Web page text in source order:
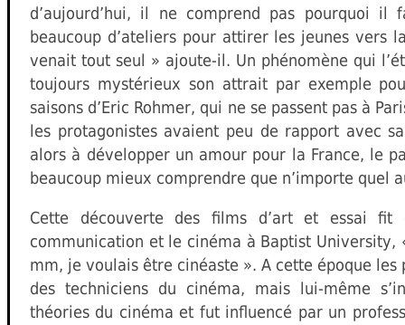
d’aujourd’hui, il ne comprend pas pourquoi il
beaucoup d’ateliers pour attirer les jeunes vers
venait tout seul » ajoute-il. Un phénomène qui
toujours mystérieux son attrait par exemple
saisons d’Eric Rohmer, qui ne se passent pas à
les protagonistes avaient peu de rapport avec
alors à développer un amour pour la France, le
beaucoup mieux comprendre que n’importe quel
Cette découverte des films d’art et essai fit
communication et le cinéma à Baptist University,
mm, je voulais être cinéaste ». A cette époque
des techniciens du cinéma, mais lui-même
théories du cinéma et fut influencé par un